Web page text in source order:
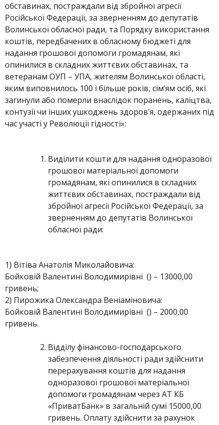
обставинах, постраждали від збройної агресії
Російської Федерації, за зверненням до депутатів
Волинської обласної ради, та Порядку використання
коштів, передбачених в обласному бюджеті для
надання грошової допомоги громадянам, які
опинилися в складних життєвих обставинах, та
ветеранам ОУП – УПА, жителям Волинської області,
яким виповнилось 100 і більше років, сім’ям осіб, які
загинули або померли внаслідок поранень, каліцтва,
контузії чи інших ушкоджень здоров’я, одержаних під
час участі у Революції гідності»:
Виділити кошти для надання одноразової
грошової матеріальної допомоги
громадянам, які опинилися в складних
життєвих обставинах, постраждали від
збройної агресії Російської Федерації, за
зверненням до депутатів Волинської
обласної ради:
1) Вітіва Анатолія Миколайовича:
Бойковій Валентині Володимирівні () – 13000,00
гривень;
2) Пирожика Олександра Веніаміновича:
Бойковій Валентині Володимирівні () – 2000,00
гривень.
Відділу фінансово-господарського
забезпечення діяльності ради здійснити
перерахування коштів для надання
одноразової грошової матеріальної
допомоги громадянам через АТ КБ
«ПриватБанк» в загальній сумі 15000,00
гривень. Оплату здійснити за рахунок